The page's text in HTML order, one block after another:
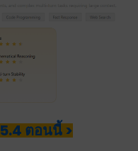
ตอนนี้ >